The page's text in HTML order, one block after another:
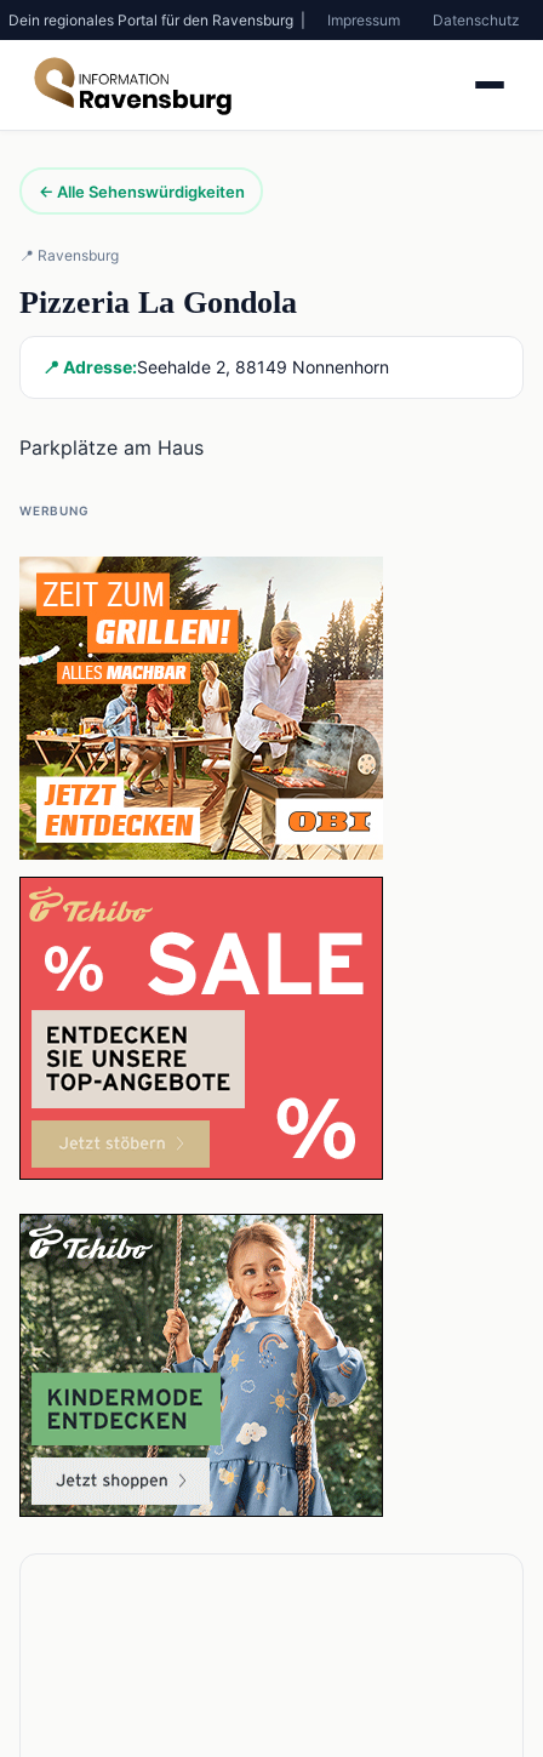
Dein regionales Portal für den Ravensburg | Impressum Datenschutz
← Alle Sehenswürdigkeiten
📍 Ravensburg
Pizzeria La Gondola
📍 Adresse:Seehalde 2, 88149 Nonnenhorn
Parkplätze am Haus
WERBUNG